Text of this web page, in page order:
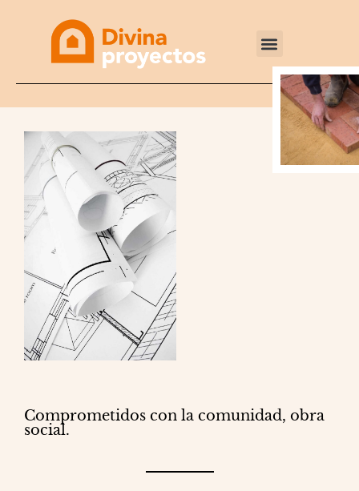
Comprometidos con la comunidad, obra
social.